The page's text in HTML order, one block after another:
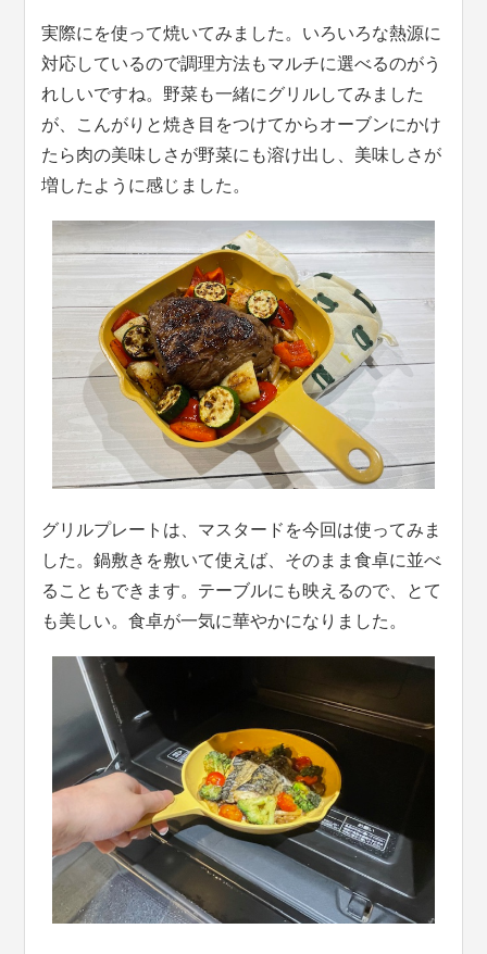
実際にを使って焼いてみました。いろいろな熱源に
対応しているので調理方法もマルチに選べるのがう
れしいですね。野菜も一緒にグリルしてみました
が、こんがりと焼き目をつけてからオーブンにかけ
たら肉の美味しさが野菜にも溶け出し、美味しさが
増したように感じました。
グリルプレートは、マスタードを今回は使ってみま
した。鍋敷きを敷いて使えば、そのまま食卓に並べ
ることもできます。テーブルにも映えるので、とて
も美しい。食卓が一気に華やかになりました。